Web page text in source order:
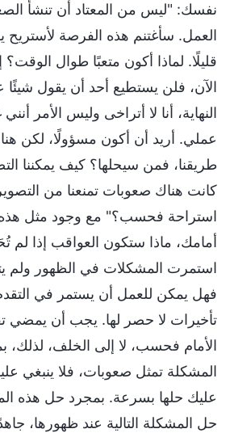
نفسك: "ليس من المعتاد أن تنشأ
العمل. سأغتنم هذه الفرصة
قليلًا. لماذا أكون متعبًا طوال
الآن، فلن يستطيع أحد أن يقول
النهاية، أنا لا أتراخى وليس الأمر
عملي. أريد أن أكون مسؤولًا، لكن
طريقنا، فمن سيحلها؟ كيف يمكننا
كانت هناك صعوبات تمنعنا من
استراحة فحسب؟" مع وجود مثل هذه
أمامك، ماذا ستكون العواقب إذا لم
استمرت المشكلات في الظهور ولم
فهل يمكن للعمل أن يستمر في
تأخيرات لا حصر لها. يجب أن يمضي
الأمام فحسب، لا إلى الخلف، لذلك،
المشكلة تمثل صعوبات، فلا ينبغي
عليك حلها بسرعة. بمجرد حل هذه
حل المشكلة التالية عند ظهورها،